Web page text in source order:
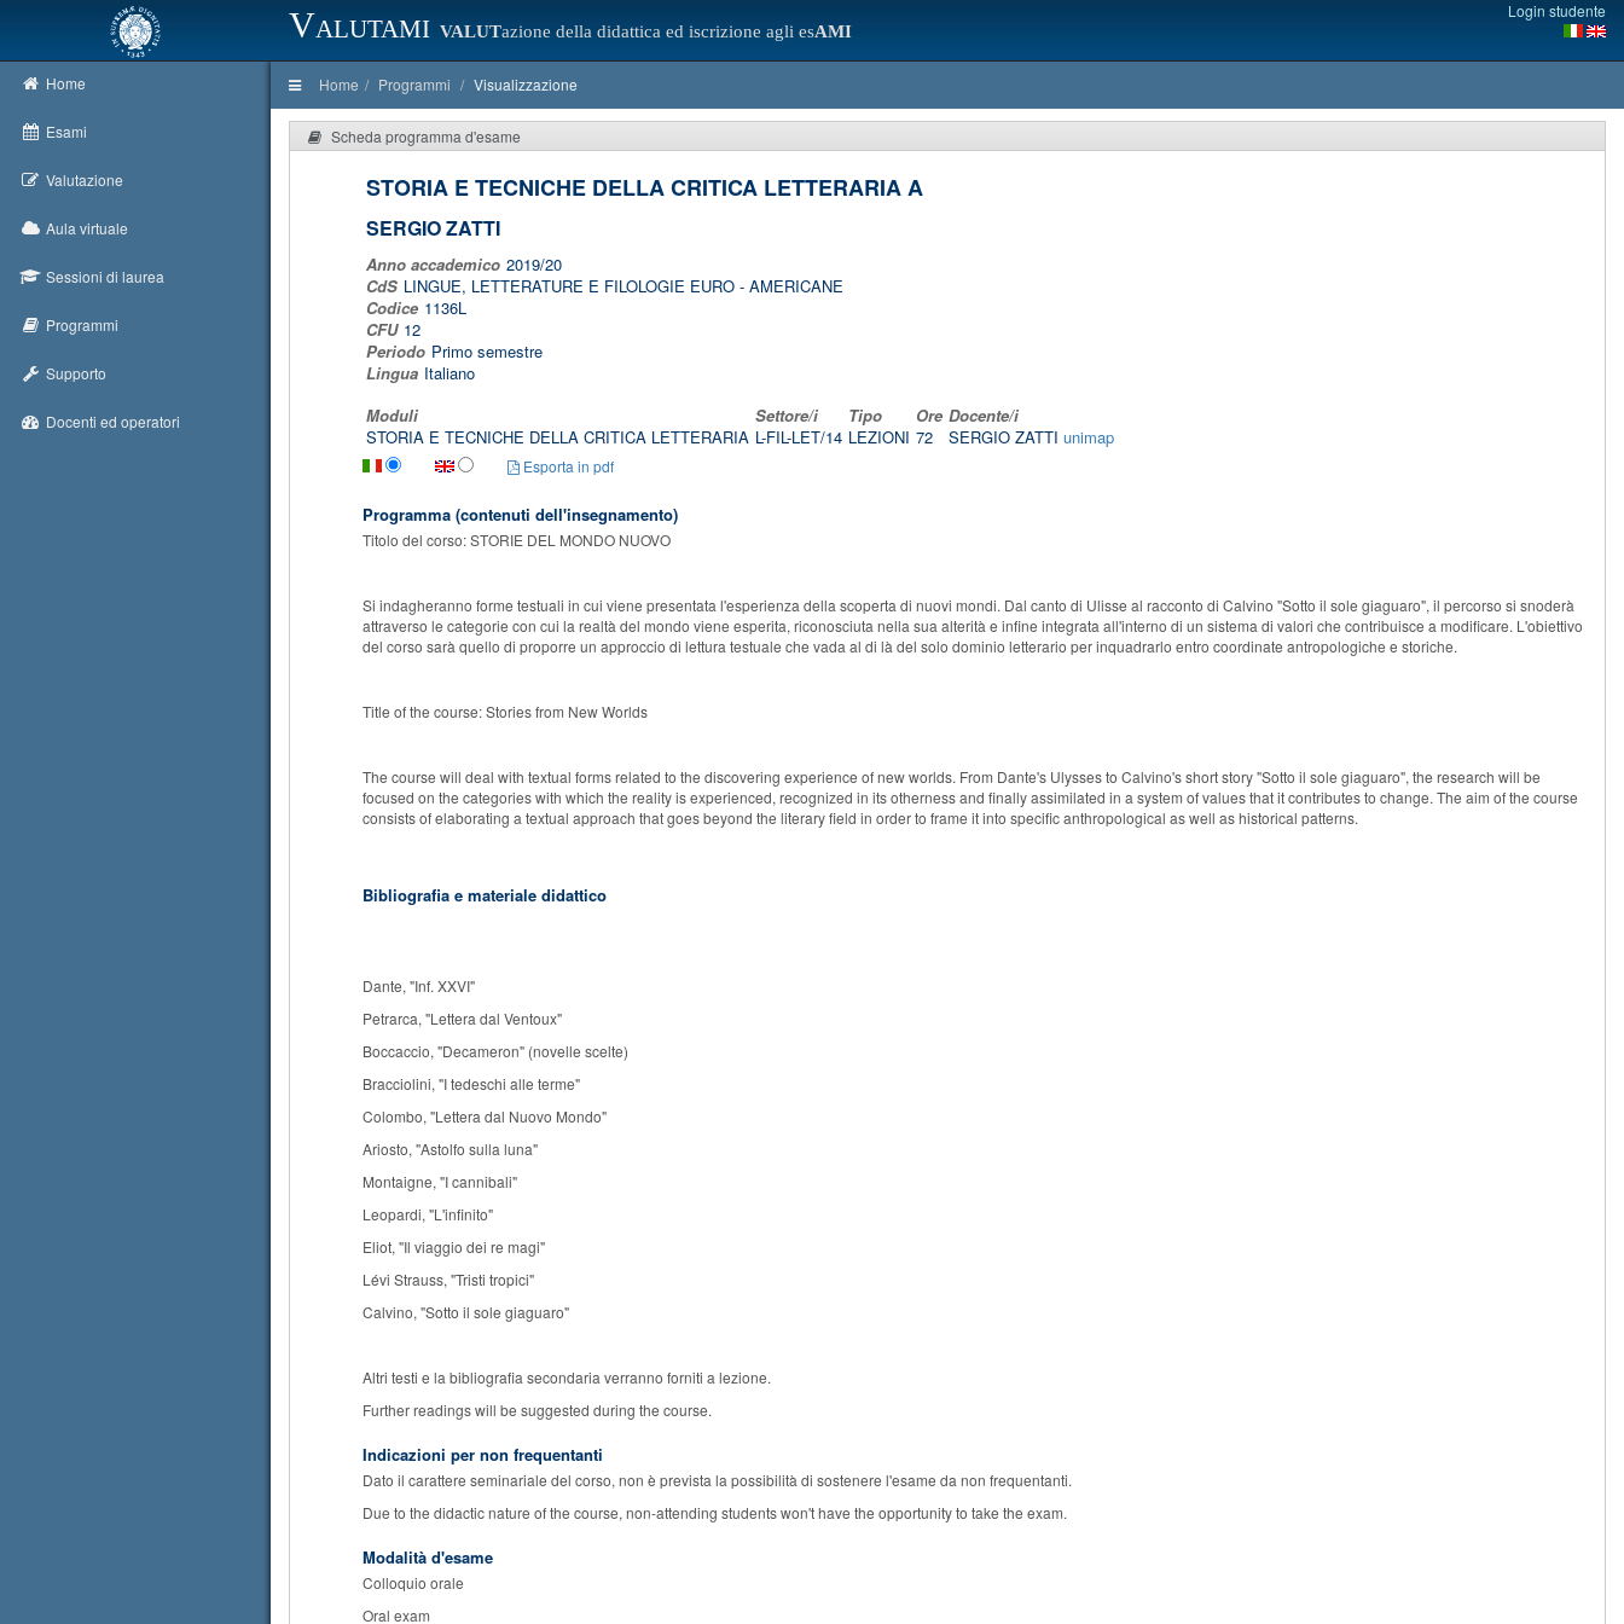
Valutami VALUTazione della didattica ed iscrizione agli esAMI
Login studente
Home
Esami
Valutazione
Aula virtuale
Sessioni di laurea
Programmi
Supporto
Docenti ed operatori
Home Programmi Visualizzazione
Scheda programma d'esame
STORIA E TECNICHE DELLA CRITICA LETTERARIA A
SERGIO ZATTI
Anno accademico 2019/20
CdS LINGUE, LETTERATURE E FILOLOGIE EURO - AMERICANE
Codice 1136L
CFU 12
Periodo Primo semestre
Lingua Italiano
Moduli
Settore/i Tipo Ore Docente/i
STORIA E TECNICHE DELLA CRITICA LETTERARIA L-FIL-LET/14 LEZIONI 72 SERGIO ZATTI unimap
Esporta in pdf
Programma (contenuti dell'insegnamento)
Titolo del corso: STORIE DEL MONDO NUOVO
Si indagheranno forme testuali in cui viene presentata l'esperienza della scoperta di nuovi mondi. Dal canto di Ulisse al racconto di Calvino "Sotto il sole giaguaro", il percorso si snoderà
attraverso le categorie con cui la realtà del mondo viene esperita, riconosciuta nella sua alterità e infine integrata all'interno di un sistema di valori che contribuisce a modificare. L'obiettivo
del corso sarà quello di proporre un approccio di lettura testuale che vada al di là del solo dominio letterario per inquadrarlo entro coordinate antropologiche e storiche.
Title of the course: Stories from New Worlds
The course will deal with textual forms related to the discovering experience of new worlds. From Dante's Ulysses to Calvino's short story "Sotto il sole giaguaro", the research will be
focused on the categories with which the reality is experienced, recognized in its otherness and finally assimilated in a system of values that it contributes to change. The aim of the course
consists of elaborating a textual approach that goes beyond the literary field in order to frame it into specific anthropological as well as historical patterns.
Bibliografia e materiale didattico
Dante, "Inf. XXVI"
Petrarca, "Lettera dal Ventoux"
Boccaccio, "Decameron" (novelle scelte)
Bracciolini, "I tedeschi alle terme"
Colombo, "Lettera dal Nuovo Mondo"
Ariosto, "Astolfo sulla luna"
Montaigne, "I cannibali"
Leopardi, "L'infinito"
Eliot, "Il viaggio dei re magi"
Lévi Strauss, "Tristi tropici"
Calvino, "Sotto il sole giaguaro"
Altri testi e la bibliografia secondaria verranno forniti a lezione.
Further readings will be suggested during the course.
Indicazioni per non frequentanti
Dato il carattere seminariale del corso, non è prevista la possibilità di sostenere l'esame da non frequentanti.
Due to the didactic nature of the course, non-attending students won't have the opportunity to take the exam.
Modalità d'esame
Colloquio orale
Oral exam